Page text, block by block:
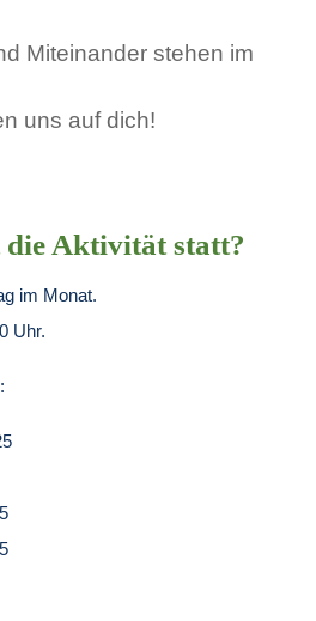
Miteinander stehen im
uns auf dich!
Aktivität statt?
im Monat.
Uhr.